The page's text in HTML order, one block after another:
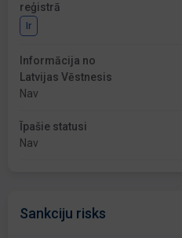
reģistrā
Ir
Informācija no
Latvijas Vēstnesis
Nav
Īpašie statusi
Nav
Sankciju risks